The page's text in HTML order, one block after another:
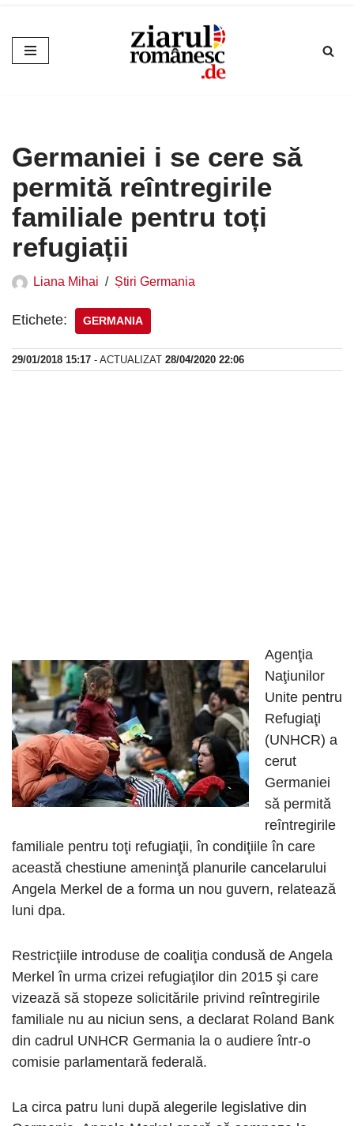
Sari
la
Germaniei i se cere să
permită reîntregirile
familiale pentru toți
refugiații
Liana Mihai Știri Germania
Etichete: GERMANIA
29/01/2018 15:17 - ACTUALIZAT 28/04/2020 22:06
Agenţia
Naţiunilor
Unite pentru
Refugiaţi
(UNHCR) a
cerut
Germaniei
să permită
reîntregirile
familiale pentru toţi refugiaţii, în condiţiile în care
această chestiune ameninţă planurile cancelarului
Angela Merkel de a forma un nou guvern, relatează
luni dpa.
Restricţiile introduse de coaliţia condusă de Angela
Merkel în urma crizei refugiaţilor din 2015 şi care
vizează să stopeze solicitările privind reîntregirile
familiale nu au niciun sens, a declarat Roland Bank
din cadrul UNHCR Germania la o audiere într-o
comisie parlamentară federală.
La circa patru luni după alegerile legislative din